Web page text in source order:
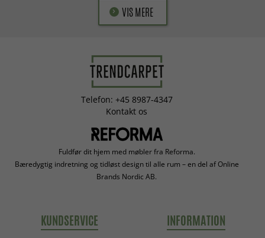
VIS MERE
Telefon: +45 8987-4347
Kontakt os
Fuldfør dit hjem med møbler fra Reforma.
Bæredygtig indretning og tidløst design til alle rum – en del af Online
Brands Nordic AB.
KUNDSERVICE INFORMATION